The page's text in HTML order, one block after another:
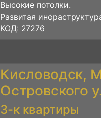
Высокие потолки.
Развитая
КОД: 27276
Кисловодск,
Островского
3-к квартиры